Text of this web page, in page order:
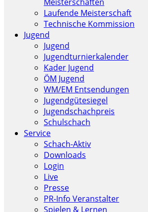
Laufende Meisterschaft
Technische Kommission
Jugend
Jugend
Jugendturnierkalender
Kader Jugend
ÖM Jugend
WM/EM Entsendungen
Jugendgütesiegel
Jugendschachpreis
Schulschach
Service
Schach-Aktiv
Downloads
Login
Live
Presse
PR-Info Veranstalter
Spielen & Lernen